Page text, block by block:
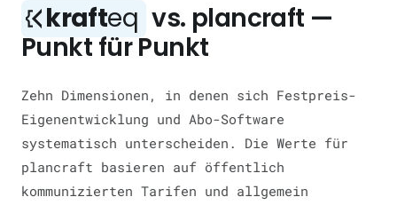
krafteq vs. plancraft —
Punkt für Punkt
Zehn Dimensionen, in denen sich Festpreis-
Eigenentwicklung und Abo-Software
systematisch unterscheiden. Die Werte für
plancraft basieren auf öffentlich
kommunizierten Tarifen und allgemein